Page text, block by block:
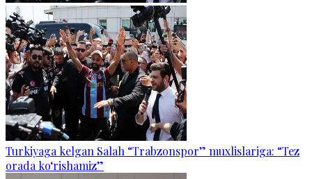
Turkiyaga kelgan Salah “Trabzonspor” muxlislariga: “Tez
orada ko‘rishamiz”